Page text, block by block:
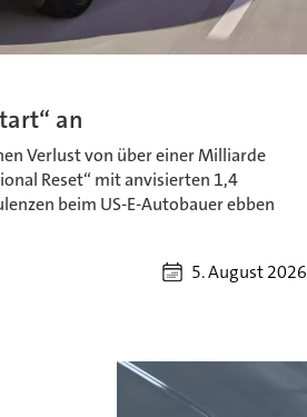
an
Verlust von über einer Milliarde
Reset“ mit anvisierten 1,4
beim US-E-Autobauer ebben
5. August 2026